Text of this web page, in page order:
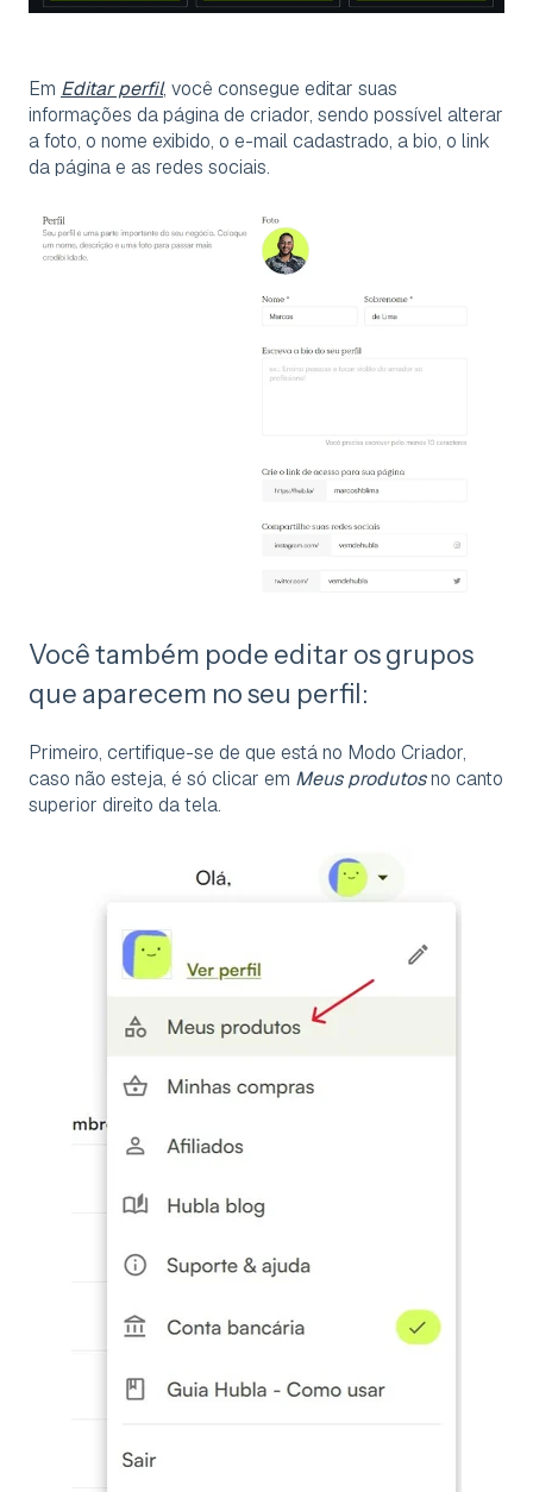
Em Editar perfil, você consegue editar suas
informações da página de criador, sendo possível alterar
a foto, o nome exibido, o e-mail cadastrado, a bio, o link
da página e as redes sociais.
Você também pode editar os grupos
que aparecem no seu perfil:
Primeiro, certifique-se de que está no Modo Criador,
caso não esteja, é só clicar em Meus produtosno canto
superior direito da tela.